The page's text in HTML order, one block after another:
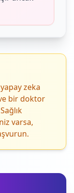
zeka
bir doktor
varsa,